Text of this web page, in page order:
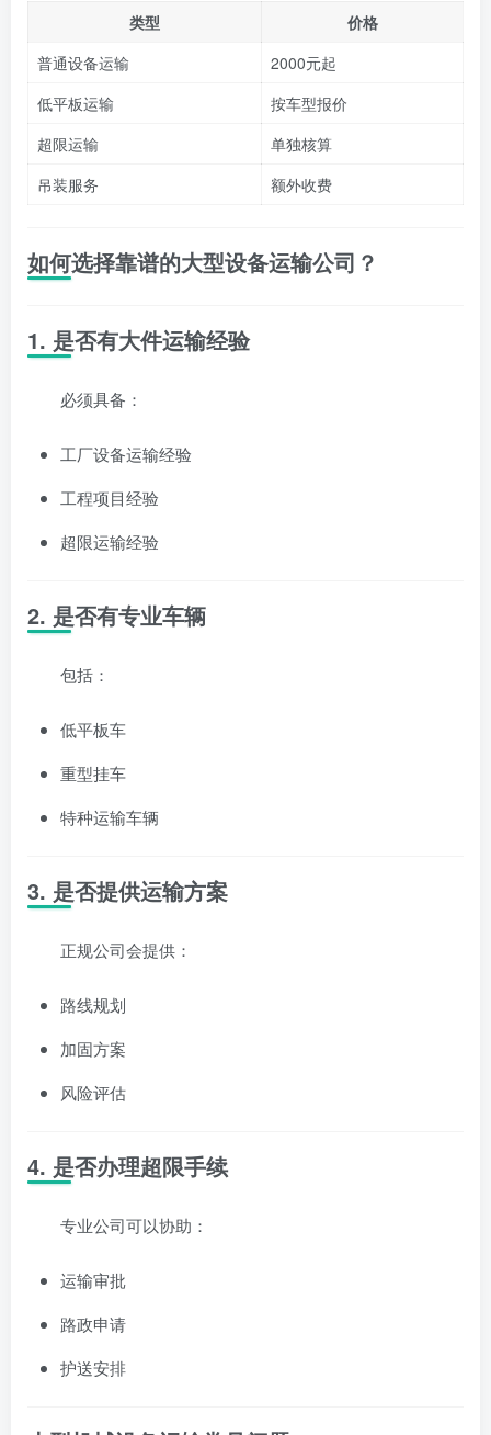
类型
价格
普通设备运输
2000元起
低平板运输
按车型报价
超限运输
单独核算
吊装服务
额外收费
如何选择靠谱的大型设备运输公司？
1. 是否有大件运输经验
必须具备：
工厂设备运输经验
工程项目经验
超限运输经验
2. 是否有专业车辆
包括：
低平板车
重型挂车
特种运输车辆
3. 是否提供运输方案
正规公司会提供：
路线规划
加固方案
风险评估
4. 是否办理超限手续
专业公司可以协助：
运输审批
路政申请
护送安排